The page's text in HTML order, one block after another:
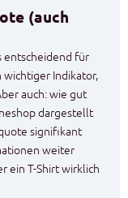
(auch
entscheidend für
wichtiger Indikator,
auch: wie gut
dargestellt
signifikant
weiter
ein T-Shirt wirklich